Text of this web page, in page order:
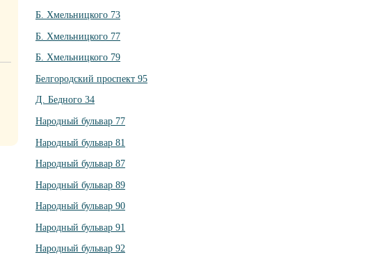
Б. Хмельницкого 73
Б. Хмельницкого 77
Б. Хмельницкого 79
Белгородский проспект 95
Д. Бедного 34
Народный бульвар 77
Народный бульвар 81
Народный бульвар 87
Народный бульвар 89
Народный бульвар 90
Народный бульвар 91
Народный бульвар 92